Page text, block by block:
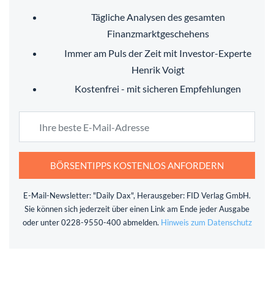
Tägliche Analysen des gesamten
Finanzmarktgeschehens
Immer am Puls der Zeit mit Investor-Experte
Henrik Voigt
Kostenfrei - mit sicheren Empfehlungen
BÖRSENTIPPS KOSTENLOS ANFORDERN
E-Mail-Newsletter: "Daily Dax", Herausgeber: FID Verlag GmbH.
Sie können sich jederzeit über einen Link am Ende jeder Ausgabe
oder unter 0228-9550-400 abmelden. Hinweis zum Datenschutz